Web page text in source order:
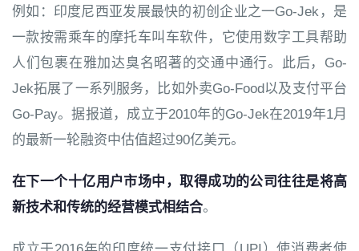
例如：印度尼西亚发展最快的初创企业之一Go-Jek，是
一款按需乘车的摩托车叫车软件，它使用数字工具帮助
人们包裹在雅加达臭名昭著的交通中通行。此后，Go-
Jek拓展了一系列服务，比如外卖Go-Food以及支付平台
Go-Pay。据报道，成立于2010年的Go-Jek在2019年1月
的最新一轮融资中估值超过90亿美元。
在下一个十亿用户市场中，取得成功的公司往往是将高
新技术和传统的经营模式相结合。